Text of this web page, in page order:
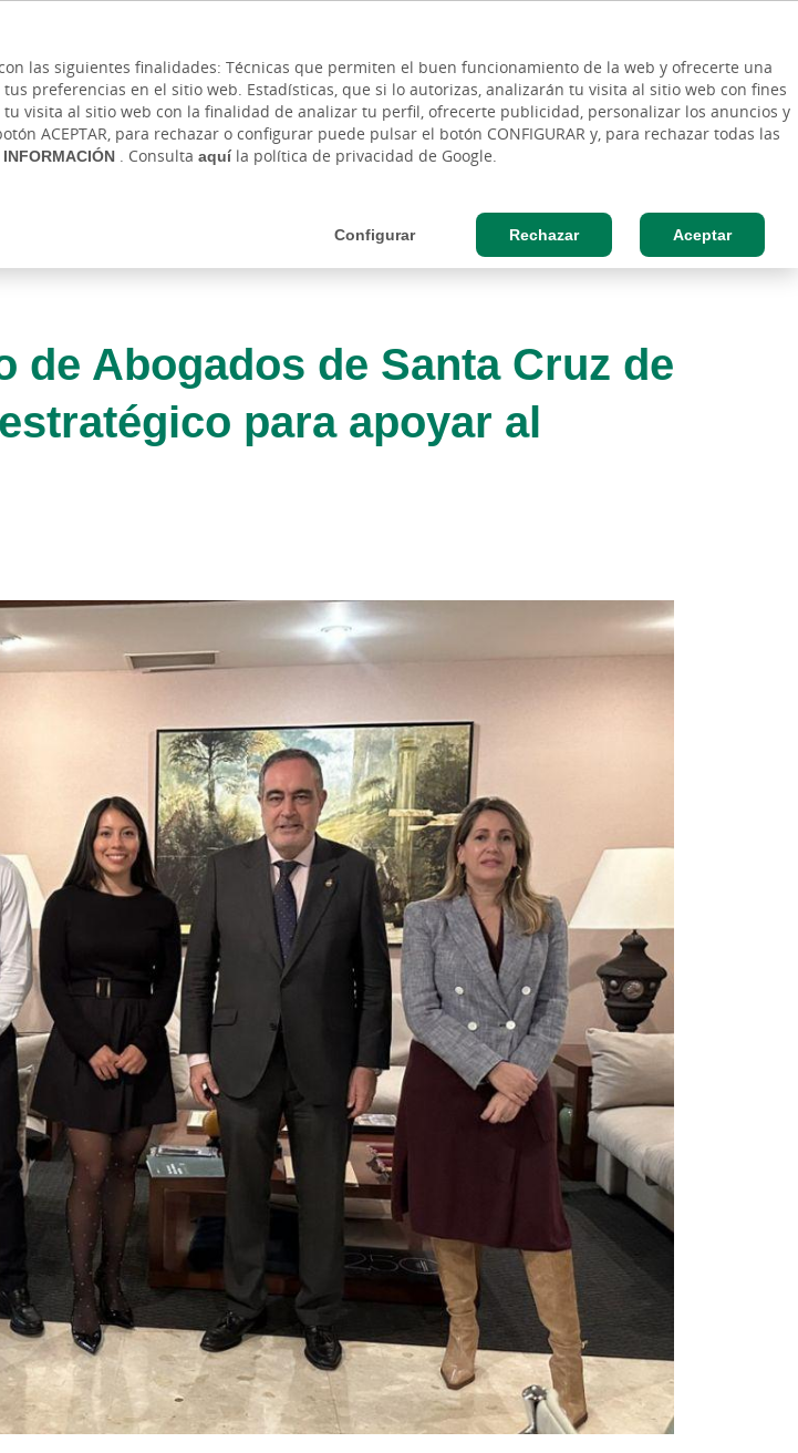
las siguientes finalidades: Técnicas que permiten el buen funcionamiento de la web y ofrecerte una
preferencias en el sitio web. Estadísticas, que si lo autorizas, analizarán tu visita al sitio web con fines
visita al sitio web con la finalidad de analizar tu perfil, ofrecerte publicidad, personalizar los anuncios y
ACEPTAR, para rechazar o configurar puede pulsar el botón CONFIGURAR y, para rechazar todas las
INFORMACIÓN. Consulta aquíla política de privacidad de Google.
Configurar Rechazar Aceptar
DE
Y EMPRENDEDORES EMPRESAS AGRO
Abogados de Santa Cruz de
para apoyar al